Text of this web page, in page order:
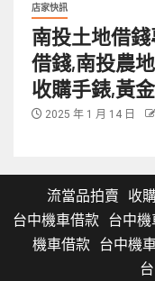
店家快訊
南投土地借
借錢,南投農
收購手錶,黃
2025 年 1 月 14 日
流當品拍賣 收
台中機車借款
台中
機車借款 台中機